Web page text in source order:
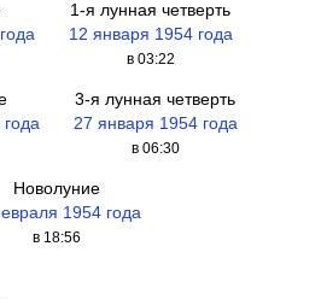
1-я лунная четверть
12 января 1954 года
в 03:22
3-я лунная четверть
27 января 1954 года
в 06:30
Новолуние
1954 года
в 18:56